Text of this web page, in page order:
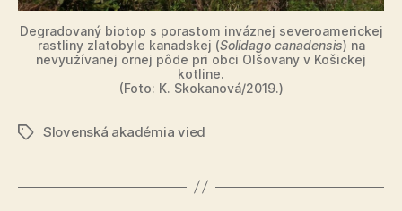
Degradovaný biotop s porastom inváznej severoamerickej
rastliny zlatobyle kanadskej (Solidago canadensis) na
nevyužívanej ornej pôde pri obci Olšovany v Košickej
kotline.
(Foto: K. Skokanová/2019.)
ZnačkySlovenská akadémia vied